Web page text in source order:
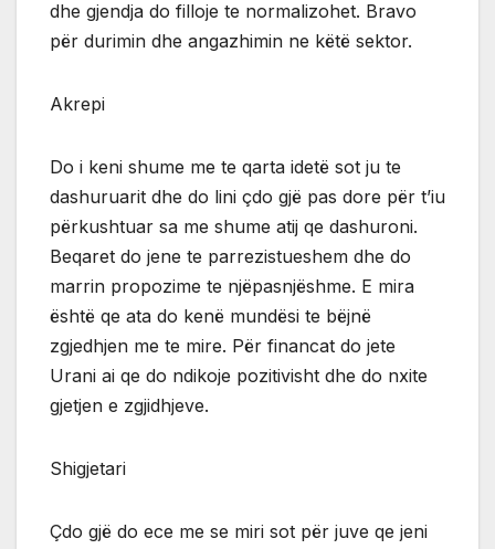
dhe gjendja do filloje te normalizohet. Bravo
për durimin dhe angazhimin ne këtë sektor.
Akrepi
Do i keni shume me te qarta idetë sot ju te
dashuruarit dhe do lini çdo gjë pas dore për t’iu
përkushtuar sa me shume atij qe dashuroni.
Beqaret do jene te parrezistueshem dhe do
marrin propozime te njëpasnjëshme. E mira
është qe ata do kenë mundësi te bëjnë
zgjedhjen me te mire. Për financat do jete
Urani ai qe do ndikoje pozitivisht dhe do nxite
gjetjen e zgjidhjeve.
Shigjetari
Çdo gjë do ece me se miri sot për juve qe jeni